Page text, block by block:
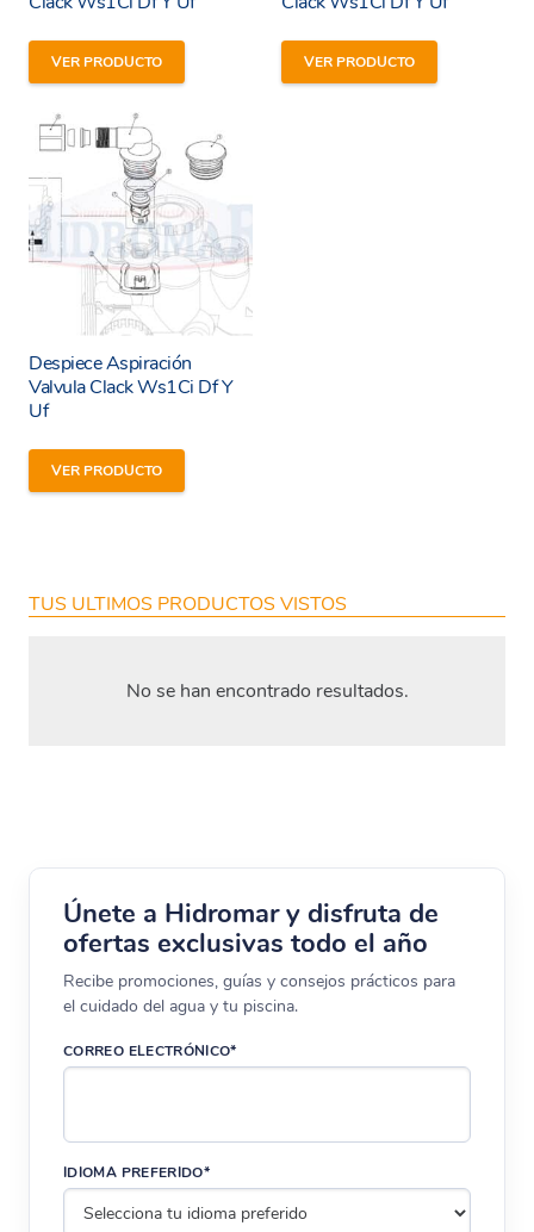
He leído y estoy de acuerdo con los
términos y
condiciones y
Enviar
VER PRODUCTO VER PRODUCTO
Despiece Aspiración
Valvula Clack Ws1Ci Df Y
Uf
VER PRODUCTO
TUS ULTIMOS PRODUCTOS VISTOS
No se han encontrado resultados.
Únete a Hidromar y disfruta de
ofertas exclusivas todo el año
Recibe promociones, guías y consejos prácticos para
el cuidado del agua y tu piscina.
CORREO ELECTRÓNICO*
IDIOMA PREFERIDO*